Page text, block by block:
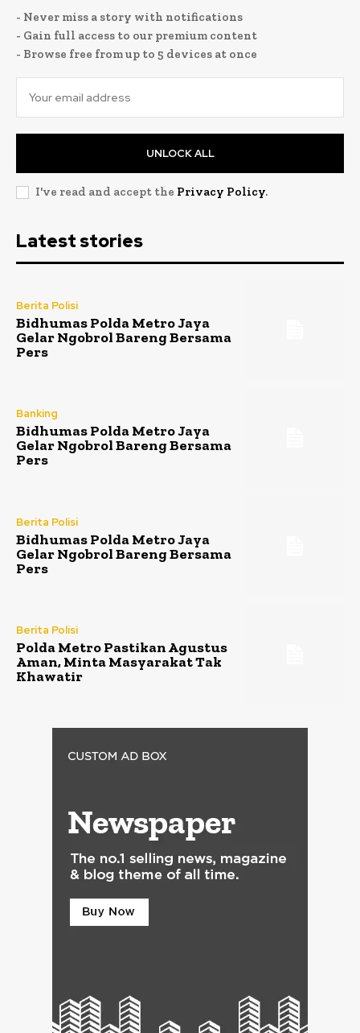
- Never miss a story with notifications
- Gain full access to our premium content
- Browse free from up to 5 devices at once
UNLOCK ALL
I've read and accept the Privacy Policy.
Latest stories
Berita Polisi
Bidhumas Polda Metro Jaya
Gelar Ngobrol Bareng Bersama
Pers
Banking
Bidhumas Polda Metro Jaya
Gelar Ngobrol Bareng Bersama
Pers
Berita Polisi
Bidhumas Polda Metro Jaya
Gelar Ngobrol Bareng Bersama
Pers
Berita Polisi
Polda Metro Pastikan Agustus
Aman, Minta Masyarakat Tak
Khawatir